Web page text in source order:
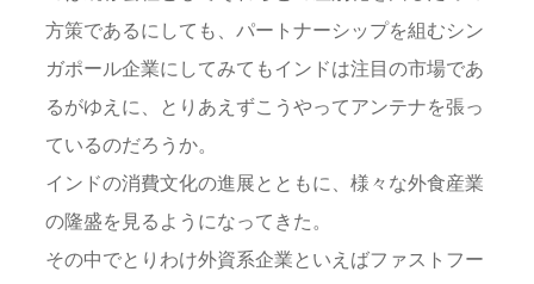
方策であるにしても、パートナーシップを組むシン
ガポール企業にしてみてもインドは注目の市場であ
るがゆえに、とりあえずこうやってアンテナを張っ
ているのだろうか。
インドの消費文化の進展とともに、様々な外食産業
の隆盛を見るようになってきた。
その中でとりわけ外資系企業といえばファストフー